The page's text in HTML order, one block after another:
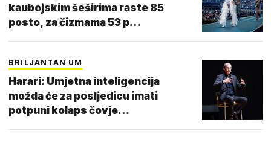
kaubojskim šeširima raste 85
posto, za čizmama 53 p…
BRILJANTAN UM
Harari: Umjetna inteligencija
možda će za posljedicu imati
potpuni kolaps čovje…